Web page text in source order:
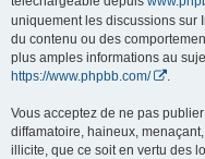
uniquement les discussions sur
du contenu ou des
plus amples informations au
https://www.phpbb.com/
Vous acceptez de ne pas
diffamatoire, haineux,
illicite, que ce soit en vertu des